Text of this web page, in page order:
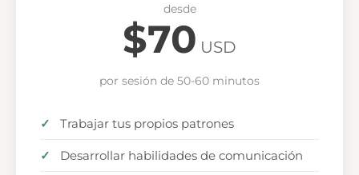
desde
$70 USD
por sesión de 50-60 minutos
Trabajar tus propios patrones
Desarrollar habilidades de comunicación